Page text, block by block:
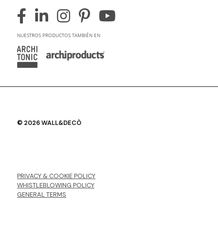
NUESTROS PRODUCTOS TAMBIÉN EN
© 2026 WALL&DECÒ
PRIVACY & COOKIE POLICY
WHISTLEBLOWING POLICY
GENERAL TERMS